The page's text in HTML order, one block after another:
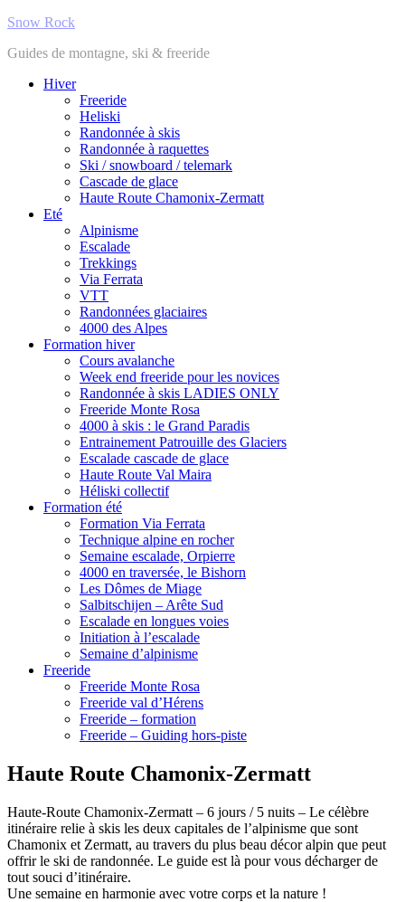
Snow Rock
Guides de montagne, ski & freeride
Hiver
Freeride
Heliski
Randonnée à skis
Randonnée à raquettes
Ski / snowboard / telemark
Cascade de glace
Haute Route Chamonix-Zermatt
Eté
Alpinisme
Escalade
Trekkings
Via Ferrata
VTT
Randonnées glaciaires
4000 des Alpes
Formation hiver
Cours avalanche
Week end freeride pour les novices
Randonnée à skis LADIES ONLY
Freeride Monte Rosa
4000 à skis : le Grand Paradis
Entrainement Patrouille des Glaciers
Escalade cascade de glace
Haute Route Val Maira
Héliski collectif
Formation été
Formation Via Ferrata
Technique alpine en rocher
Semaine escalade, Orpierre
4000 en traversée, le Bishorn
Les Dômes de Miage
Salbitschijen – Arête Sud
Escalade en longues voies
Initiation à l’escalade
Semaine d’alpinisme
Freeride
Freeride Monte Rosa
Freeride val d’Hérens
Freeride – formation
Freeride – Guiding hors-piste
Haute Route Chamonix-Zermatt
Haute-Route Chamonix-Zermatt – 6 jours / 5 nuits – Le célèbre
itinéraire relie à skis les deux capitales de l’alpinisme que sont
Chamonix et Zermatt, au travers du plus beau décor alpin que peut
offrir le ski de randonnée. Le guide est là pour vous décharger de
tout souci d’itinéraire.
Une semaine en harmonie avec votre corps et la nature !